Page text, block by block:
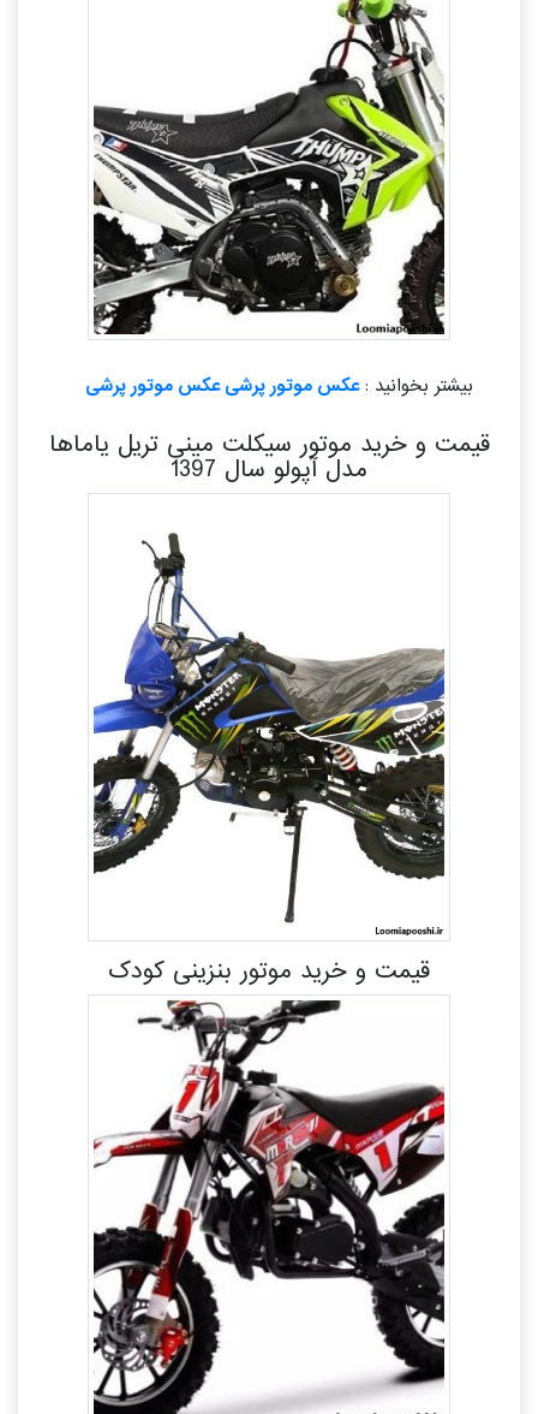
بیشتر بخوانید :عکس موتور پرشی عکس موتور پرشی
قیمت و خرید موتور سیکلت مینی تریل یاماها
مدل آپولو سال 1397
قیمت و خرید موتور بنزینی کودک